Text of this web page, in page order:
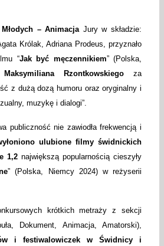
– Animacja Jury w składzie:
Królak, Adriana Prodeus, przyznało
“Jak być męczennikiem” (Polska,
Maksymiliana Rzontkowskiegoza
z dużą dozą humoru oraz oryginalny i
muzykę i dialogi”.
publiczność nie zawiodła frekwencją i
ulubione filmy świdnickich
1,2największą popularnością cieszyły
” (Polska, Niemcy 2024) w reżyserii
krótkich metraży z sekcji
Dokument, Animacja, Amatorski),
i festiwalowiczek w Świdnicy i